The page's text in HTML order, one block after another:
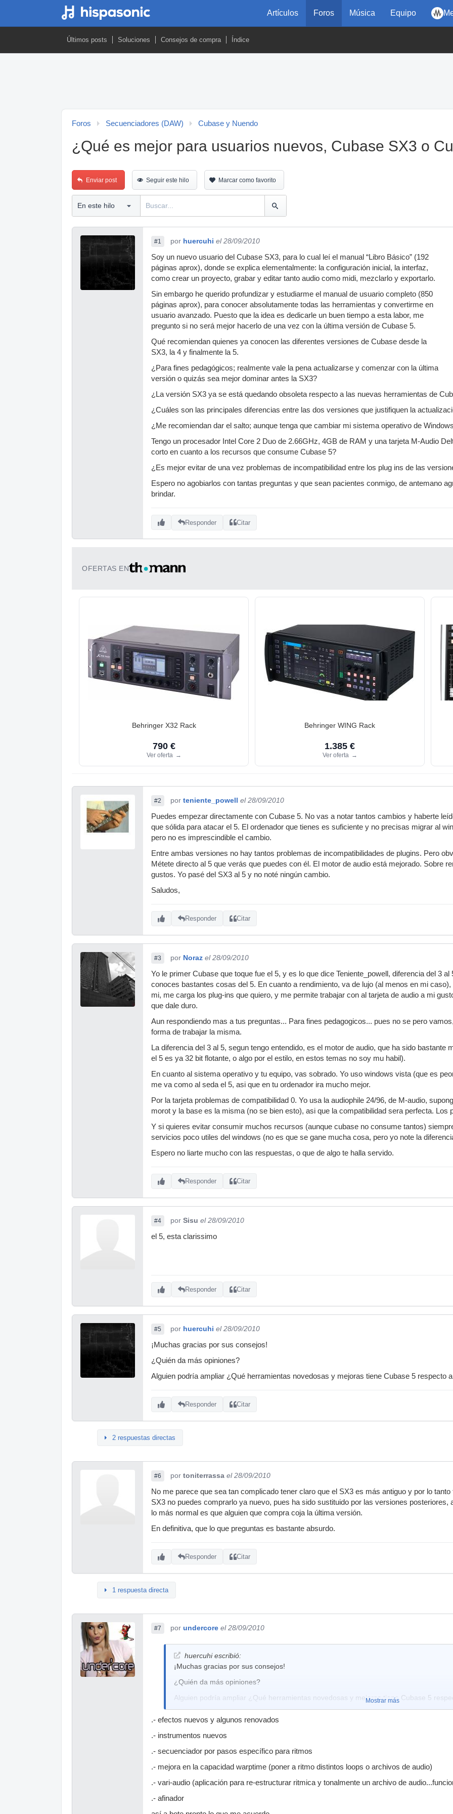
Artículos Foros Música Equipo
Últimos posts Soluciones Consejos de compra Índice
Foros Secuenciadores (DAW) Cubase y Nuendo
¿Qué es mejor para usuarios nuevos, Cubase SX3 o
Enviar post Seguir este hilo Marcar como favorito
#1 por huercuhi el 28/09/2010
Soy un nuevo usuario del Cubase SX3, para lo cual leí el manual “Libro Básico” (192
páginas aprox), donde se explica elementalmente: la configuración inicial, la interfaz,
como crear un proyecto, grabar y editar tanto audio como midi, mezclarlo y exportarlo.
Sin embargo he querido profundizar y estudiarme el manual de usuario completo (850
páginas aprox), para conocer absolutamente todas las herramientas y convertirme en
usuario avanzado. Puesto que la idea es dedicarle un buen tiempo a esta labor, me
pregunto si no será mejor hacerlo de una vez con la última versión de Cubase 5.
Qué recomiendan quienes ya conocen las diferentes versiones de Cubase desde la
SX3, la 4 y finalmente la 5.
¿Para fines pedagógicos; realmente vale la pena actualizarse y comenzar con la última
versión o quizás sea mejor dominar antes la SX3?
¿La versión SX3 ya se está quedando obsoleta respecto a las nuevas herramientas de
¿Cuáles son las principales diferencias entre las dos versiones que justifiquen la
¿Me recomiendan dar el salto; aunque tenga que cambiar mi sistema operativo de
Tengo un procesador Intel Core 2 Duo de 2.66GHz, 4GB de RAM y una tarjeta M-Audio
corto en cuanto a los recursos que consume Cubase 5?
¿Es mejor evitar de una vez problemas de incompatibilidad entre los plug ins de las
Espero no agobiarlos con tantas preguntas y que sean pacientes conmigo, de antemano
brindar.
Responder Citar
OFERTAS EN
Behringer X32 Rack
790 €
Ver oferta →
Behringer WING Rack
1.385 €
Ver oferta →
#2 por teniente_powell el 28/09/2010
Puedes empezar directamente con Cubase 5. No vas a notar tantos cambios y haberte
que sólida para atacar el 5. El ordenador que tienes es suficiente y no precisas migrar al
pero no es imprescindible el cambio.
Entre ambas versiones no hay tantos problemas de incompatibilidades de plugins. Pero
Métete directo al 5 que verás que puedes con él. El motor de audio está mejorado. Sobre
gustos. Yo pasé del SX3 al 5 y no noté ningún cambio.
Saludos,
Responder Citar
#3 por Noraz el 28/09/2010
Yo le primer Cubase que toque fue el 5, y es lo que dice Teniente_powell, diferencia del 3
conoces bastantes cosas del 5. En cuanto a rendimiento, va de lujo (al menos en mi
mi, me carga los plug-ins que quiero, y me permite trabajar con al tarjeta de audio a mi
que dale duro.
Aun respondiendo mas a tus preguntas... Para fines pedagogicos... pues no se pero
forma de trabajar la misma.
La diferencia del 3 al 5, segun tengo entendido, es el motor de audio, que ha sido bastante
el 5 es ya 32 bit flotante, o algo por el estilo, en estos temas no soy mu habil).
En cuanto al sistema operativo y tu equipo, vas sobrado. Yo uso windows vista (que es
me va como al seda el 5, asi que en tu ordenador ira mucho mejor.
Por la tarjeta problemas de compatibilidad 0. Yo usa la audiophile 24/96, de M-audio,
morot y la base es la misma (no se bien esto), asi que la compatibilidad sera perfecta. Los
Y si quieres evitar consumir muchos recursos (aunque cubase no consume tantos)
servicios poco utiles del windows (no es que se gane mucha cosa, pero yo note la
Espero no liarte mucho con las respuestas, o que de algo te halla servido.
Responder Citar
#4 por Sisu el 28/09/2010
el 5, esta clarissimo
Responder Citar
#5 por huercuhi el 28/09/2010
¡Muchas gracias por sus consejos!
¿Quién da más opiniones?
Alguien podría ampliar ¿Qué herramientas novedosas y mejoras tiene Cubase 5 respecto
Responder Citar
2 respuestas directas
#6 por toniterrassa el 28/09/2010
No me parece que sea tan complicado tener claro que el SX3 es más antiguo y por lo
SX3 no puedes comprarlo ya nuevo, pues ha sido sustituido por las versiones posteriores,
lo más normal es que alguien que compra coja la última versión.
En definitiva, que lo que preguntas es bastante absurdo.
Responder Citar
1 respuesta directa
#7 por undercore el 28/09/2010
huercuhi escribió:
¡Muchas gracias por sus consejos!
¿Quién da más opiniones?
Alguien podría ampliar ¿Qué herramientas novedosas y mejoras tiene Cubase 5
Mostrar más
.- efectos nuevos y algunos renovados
.- instrumentos nuevos
.- secuenciador por pasos específico para ritmos
.- mejora en la capacidad warptime (poner a ritmo distintos loops o archivos de audio)
.- vari-audio (aplicación para re-estructurar ritmica y tonalmente un archivo de
.- afinador